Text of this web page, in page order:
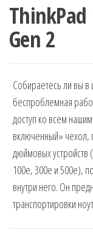
ThinkPad
Gen 2
Собираетесь ли вы
беспроблемная
доступ ко всем
включенный» чехол,
дюймовых устройств
100e, 300e и 500e),
внутри него. Он
транспортировки